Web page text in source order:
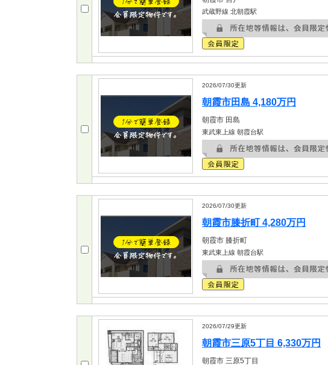
武蔵野線 北朝霞駅
2026/07/30更新
朝霞市田島 4,180万円
朝霞市 田島
東武東上線 朝霞台駅
2026/07/30更新
朝霞市膝折町 4,280万円
朝霞市 膝折町
東武東上線 朝霞台駅
2026/07/29更新
朝霞市三原5丁目 6,330万円
朝霞市 三原5丁目